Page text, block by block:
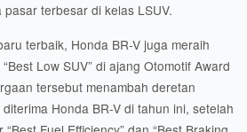
terbesar di kelas LSUV.
terbaik, Honda BR-V juga meraih
Low SUV” di ajang Otomotif Award
tersebut menambah deretan
Honda BR-V di tahun ini, setelah